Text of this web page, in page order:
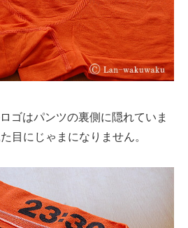
ゴはパンツの裏側に隠れていま
目にじゃまになりません。